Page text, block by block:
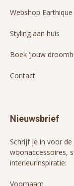
Webshop
Styling aan huis
Boek ‘Jouw
Contact
Nieuwsbrief
Schrijf je in voor
woonaccessoires,
interieurinspiratie:
Voornaam